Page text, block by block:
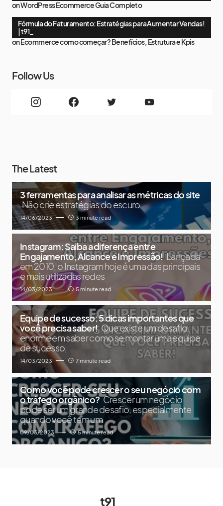
onWordPress Ecommerce Guia Completo
Fórmula do Faturamento: Estratégias para Aumentar Vendas!
| t91_
onEcommerce como começar? Benefícios, Estrutura e Kpis
Follow Us
The Latest
3 ferramentas para analisar as métricas do site
Não crie estratégias do escuro
14/06/2023 3 minute read
Instagram: Saiba a diferença entre
Engajamento, Alcance e Impressão! Lançada
em 2010, o Instagram hoje é uma das principais
e mais utilizadas redes
14/03/2023 5 minute read
Equipe de sucesso: 5 dicas importantes que
você precisa saber! Que existe um desafio
enorme em saber como se montar uma equipe
de sucesso,
14/03/2023 7 minute read
Como você pode crescer o seu negócio com
o tráfego orgânico? Crescer um negócio
pode ser um grande desafio, especialmente
quando você tem um
09/03/2023 5 minute read
t91_